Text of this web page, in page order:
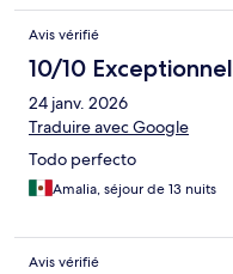
Avis vérifié
10/10 Exceptionnel
24 janv. 2026
Traduire avec Google
Todo perfecto
Amalia, séjour de 13 nuits
Avis vérifié